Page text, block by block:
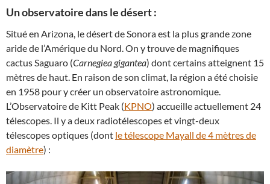
Un observatoire dans le désert :
Situé en Arizona, le désert de Sonora est la plus grande zone
aride de l’Amérique du Nord. On y trouve de magnifiques
cactus Saguaro (Carnegiea gigantea) dont certains atteignent 15
mètres de haut. En raison de son climat, la région a été choisie
en 1958 pour y créer un observatoire astronomique.
L’Observatoire de Kitt Peak (KPNO) accueille actuellement 24
télescopes. Il y a deux radiotélescopes et vingt-deux
télescopes optiques (dont le télescope Mayall de 4 mètres de
diamètre) :